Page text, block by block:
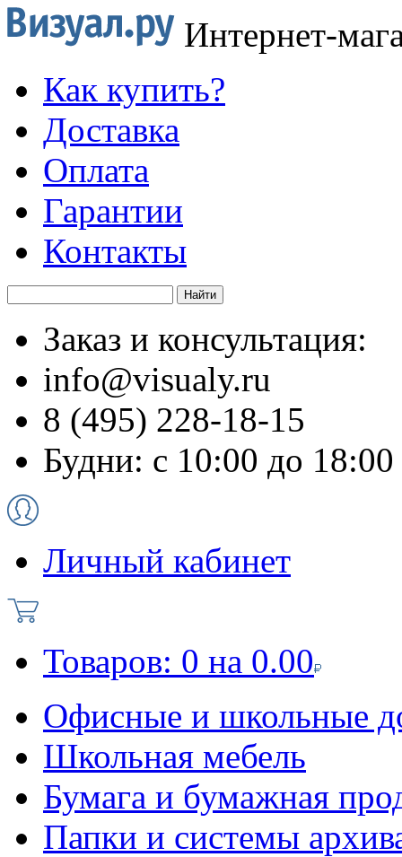
Интернет-
Как купить?
Доставка
Оплата
Гарантии
Контакты
Заказ и консультация:
info@visualy.ru
8 (495) 228-18-15
Будни: с 10:00 до 18:00
Личный кабинет
Товаров: 0 на 0.00
Офисные и школьные
Школьная мебель
Бумага и бумажная
Папки и системы